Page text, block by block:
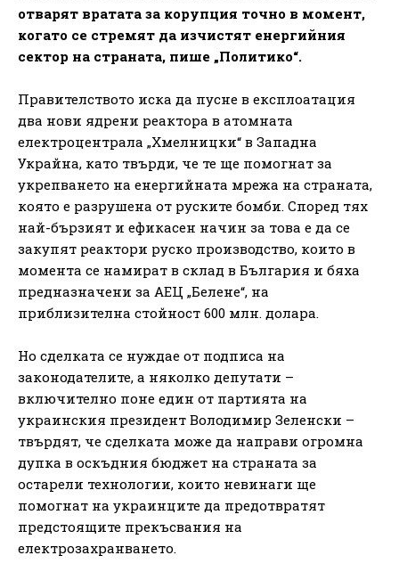
отварят вратата за корупция точно в момент,
когато се стремят да изчистят енергийния
сектор на страната, пише „Политико“.
Правителството иска да пусне в експлоатация
два нови ядрени реактора в атомната
електроцентрала „Хмелницки“ в Западна
Украйна, като твърди, че те ще помогнат за
укрепването на енергийната мрежа на страната,
която е разрушена от руските бомби. Според тях
най-бързият и ефикасен начин за това е да се
закупят реактори руско производство, които в
момента се намират в склад в България и бяха
предназначени за АЕЦ „Белене“, на
приблизителна стойност 600 млн. долара.
Но сделката се нуждае от подписа на
законодателите, а няколко депутати –
включително поне един от партията на
украинския президент Володимир Зеленски –
твърдят, че сделката може да направи огромна
дупка в оскъдния бюджет на страната за
остарели технологии, които невинаги ще
помогнат на украинците да предотвратят
предстоящите прекъсвания на
електрозахранването.